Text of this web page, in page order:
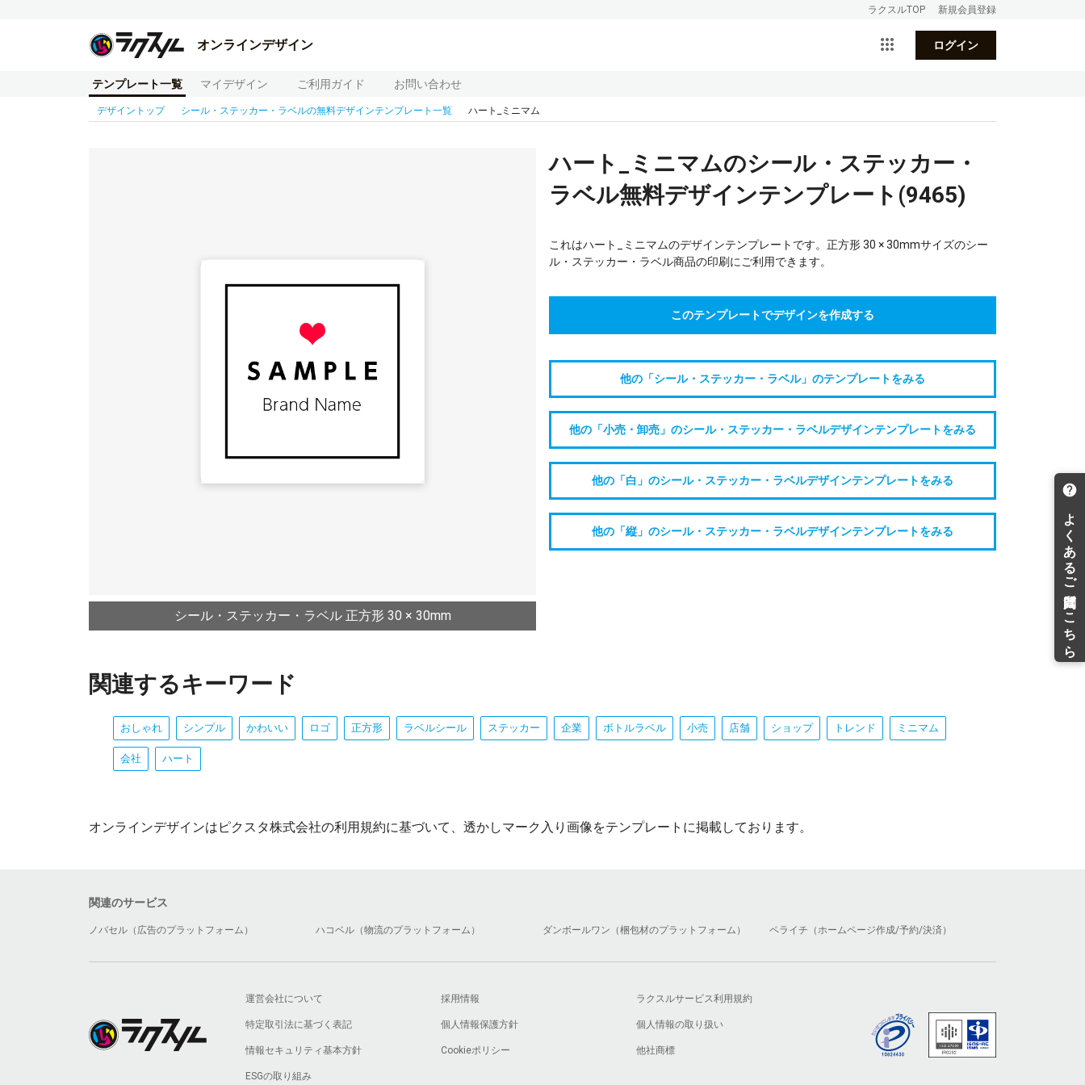
ラクスルTOP 新規会員登録
オンラインデザイン ログイン
テンプレート一覧 マイデザイン ご利用ガイド お問い合わせ
デザイントップ シール・ステッカー・ラベルの無料デザインテンプレート一覧 ハート_ミニマム
シール・ステッカー・ラベル 正方形 30 × 30mm
ハート_ミニマムのシール・ステッカー・
ラベル無料デザインテンプレート(9465)
これはハート_ミニマムのデザインテンプレートです。正方形 30 × 30mmサイズのシー
ル・ステッカー・ラベル商品の印刷にご利用できます。
このテンプレートでデザインを作成する
他の「シール・ステッカー・ラベル」のテンプレートをみる
他の「小売・卸売」のシール・ステッカー・ラベルデザインテンプレートをみる
他の「白」のシール・ステッカー・ラベルデザインテンプレートをみる
他の「縦」のシール・ステッカー・ラベルデザインテンプレートをみる
関連するキーワード
おしゃれ シンプル かわいい ロゴ 正方形 ラベルシール ステッカー 企業 ボトルラベル 小売 店舗 ショップ トレンド ミニマム
会社 ハート
オンラインデザインはピクスタ株式会社の利用規約に基づいて、透かしマーク入り画像をテンプレートに掲載しております。
関連のサービス
ノバセル（広告のプラットフォーム） ハコベル（物流のプラットフォーム） ダンボールワン（梱包材のプラットフォーム） ペライチ（ホームページ作成/予約/決済）
運営会社について 採用情報 ラクスルサービス利用規約
特定取引法に基づく表記 個人情報保護方針 個人情報の取り扱い
情報セキュリティ基本方針 Cookieポリシー 他社商標
ESGの取り組み